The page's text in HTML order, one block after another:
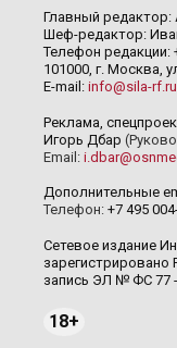
Главный редактор:
Шеф-редактор:
Телефон редакции:
101000, г. Москва,
E-mail: info@sila-rf.ru
Реклама,
Игорь Дбар
Email:
Дополнительные
Телефон: +7 495
Сетевое издание
зарегистрировано
запись ЭЛ № ФС 77
18+